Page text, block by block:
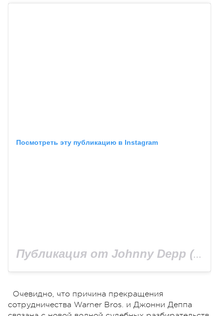
Посмотреть эту публикацию в Instagram
Публикация от Johnny Depp (@johnnydepp)
Очевидно, что причина прекращения
сотрудничества Warner Bros. и Джонни Деппа